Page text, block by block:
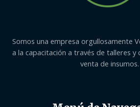
Somos una empresa orgullosamente
a la capacitación a través de talleres y
venta de insumos.